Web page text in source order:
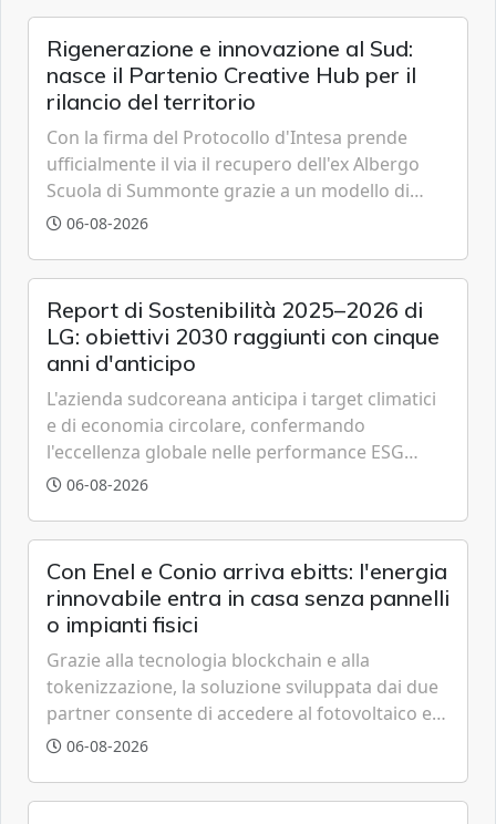
Rigenerazione e innovazione al Sud:
nasce il Partenio Creative Hub per il
rilancio del territorio
Con la firma del Protocollo d'Intesa prende
ufficialmente il via il recupero dell'ex Albergo
Scuola di Summonte grazie a un modello di
partenariato pubblico-privato e a una rete di
06-08-2026
Report di Sostenibilità 2025–2026 di
LG: obiettivi 2030 raggiunti con cinque
anni d'anticipo
L'azienda sudcoreana anticipa i target climatici
e di economia circolare, confermando
l'eccellenza globale nelle performance ESG
grazie a innovazione, accessibilità e governance
06-08-2026
Con Enel e Conio arriva ebitts: l'energia
rinnovabile entra in casa senza pannelli
o impianti fisici
Grazie alla tecnologia blockchain e alla
tokenizzazione, la soluzione sviluppata dai due
partner consente di accedere al fotovoltaico e
all'eolico ottenendo risparmi diretti in bolletta,
06-08-2026